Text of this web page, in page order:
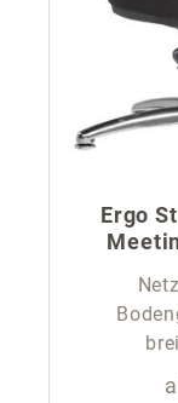
Ergo